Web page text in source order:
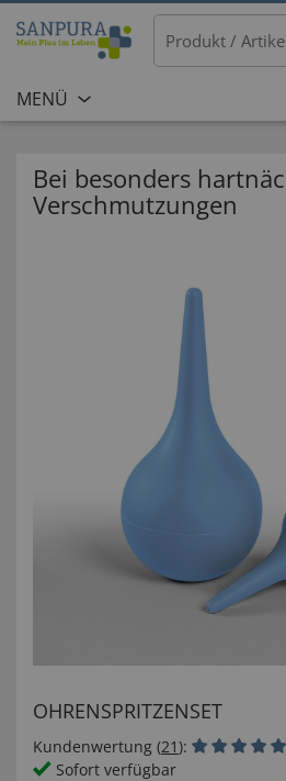
MENÜ
Bei besonders
Verschmutzungen
OHRENSPRITZENSET
Kundenwertung (21):
Sofort verfügbar